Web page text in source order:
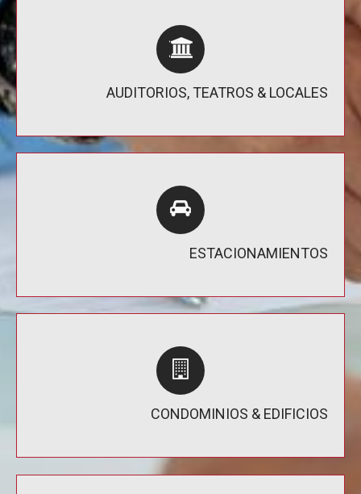
AUDITORIOS, TEATROS & LOCALES
ESTACIONAMIENTOS
CONDOMINIOS & EDIFICIOS